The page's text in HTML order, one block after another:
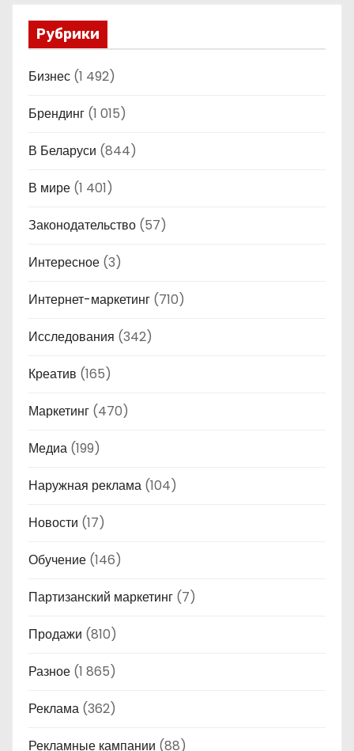
Рубрики
Бизнес (1 492)
Брендинг (1 015)
В Беларуси (844)
В мире (1 401)
Законодательство (57)
Интересное (3)
Интернет-маркетинг (710)
Исследования (342)
Креатив (165)
Маркетинг (470)
Медиа (199)
Наружная реклама (104)
Новости (17)
Обучение (146)
Партизанский маркетинг (7)
Продажи (810)
Разное (1 865)
Реклама (362)
Рекламные кампании (88)